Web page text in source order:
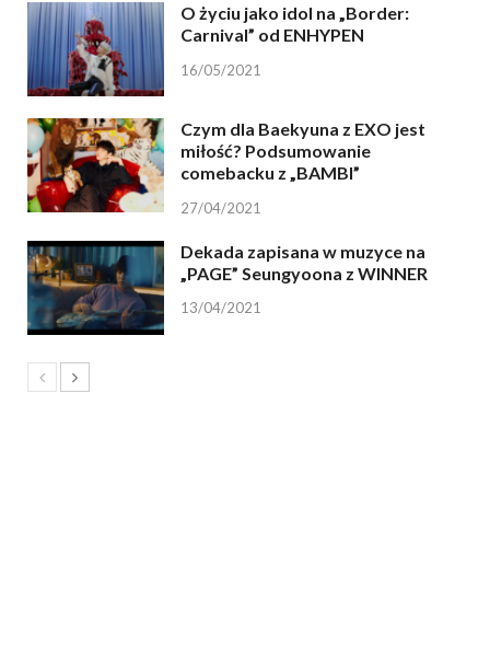
O życiu jako idol na „Border:
Carnival” od ENHYPEN
16/05/2021
Czym dla Baekyuna z EXO jest
miłość? Podsumowanie
comebacku z „BAMBI”
27/04/2021
Dekada zapisana w muzyce na
„PAGE” Seungyoona z WINNER
13/04/2021